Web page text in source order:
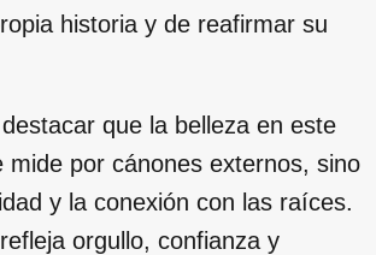
historia y de reafirmar su
que la belleza en este
mide por cánones externos, sino
y la conexión con las raíces.
orgullo, confianza y